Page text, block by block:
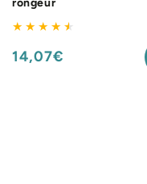
Prix
14,07€